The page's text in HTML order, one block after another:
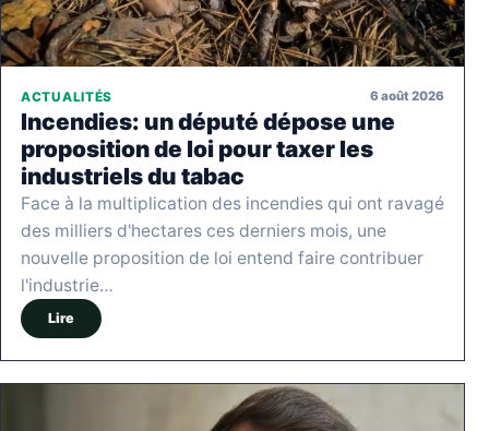
ACTUALITÉS 6 août 2026
Incendies: un député dépose une
proposition de loi pour taxer les
industriels du tabac
Face à la multiplication des incendies qui ont ravagé
des milliers d'hectares ces derniers mois, une
nouvelle proposition de loi entend faire contribuer
l'industrie…
Lire